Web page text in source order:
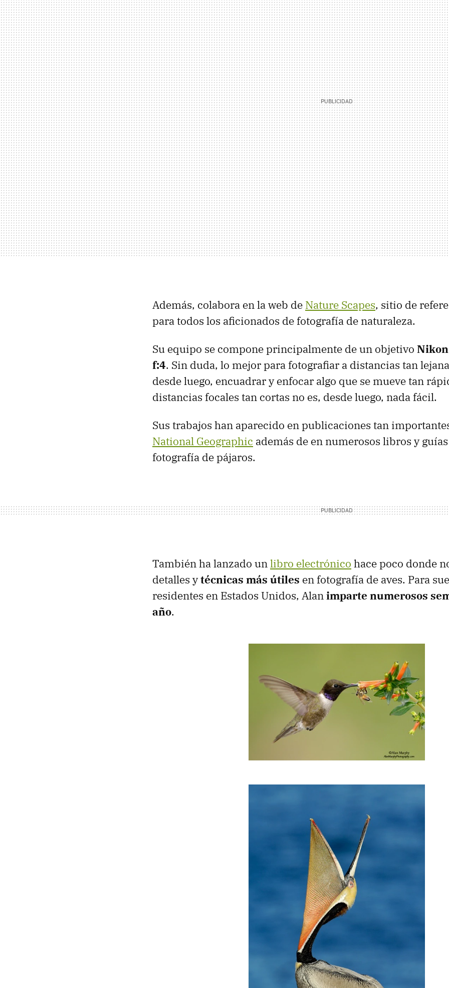
Además, colabora en la web de Nature Scapes, sitio de
para todos los aficionados de fotografía de naturaleza.
Su equipo se compone principalmente de un objetivo
f:4. Sin duda, lo mejor para fotografiar a distancias tan
desde luego, encuadrar y enfocar algo que se mueve tan
distancias focales tan cortas no es, desde luego, nada fácil.
Sus trabajos han aparecido en publicaciones tan
National Geographic además de en numerosos libros y
fotografía de pájaros.
También ha lanzado unlibro electrónico hace poco donde
detalles ytécnicas más útiles en fotografía de aves. Para
residentes en Estados Unidos, Alanimparte numerosos
año.